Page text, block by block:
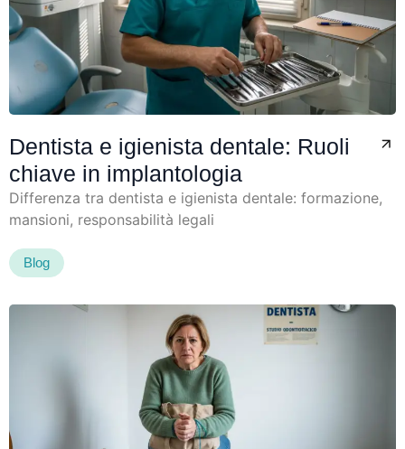
Dentista e igienista dentale: Ruoli
chiave in implantologia
Differenza tra dentista e igienista dentale: formazione,
mansioni, responsabilità legali
Blog